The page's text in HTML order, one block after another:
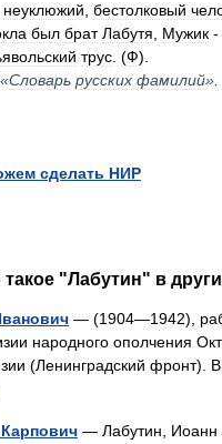
неуклюжий бестолковый
был брат Лабутя Мужик -
трус . (Ф).
«Словарь русских фамилий».
сделать НИР
"Лабутин" в
— (1904—1942),
народного ополчения
(Ленинградский
— Лабутин, Иоанн